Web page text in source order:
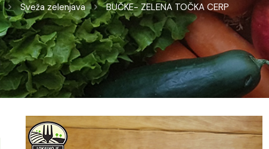
Sveža zelenjava BUČKE- ZELENA TOČKA CERP